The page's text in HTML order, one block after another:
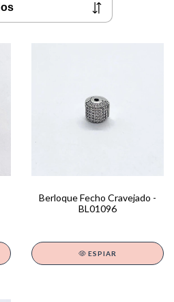
Berloque Fecho Cravejado -
BL01096
ESPIAR